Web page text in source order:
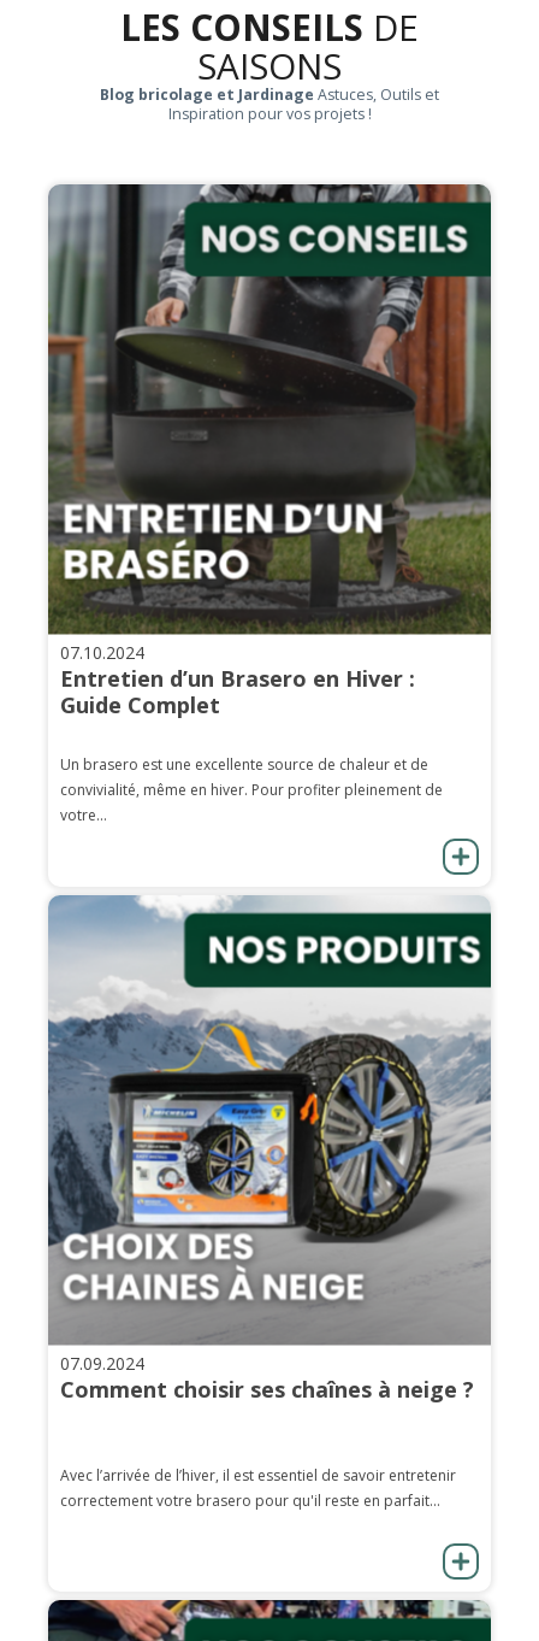
LES CONSEILS DE
SAISONS
Blog bricolage et Jardinage Astuces, Outils et
Inspiration pour vos projets !
07.10.2024
Entretien d’un Brasero en Hiver :
Guide Complet
Un brasero est une excellente source de chaleur et de
convivialité, même en hiver. Pour profiter pleinement de
votre...
07.09.2024
Comment choisir ses chaînes à neige ?
Avec l’arrivée de l’hiver, il est essentiel de savoir entretenir
correctement votre brasero pour qu'il reste en parfait...